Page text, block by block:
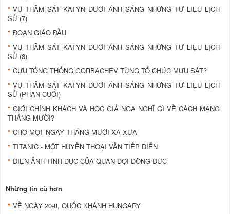
VỤ THẢM SÁT KATYN DƯỚI ÁNH SÁNG NHỮNG TƯ LIỆU LỊCH
SỬ (7)
ĐOẠN GIÁO ĐẦU
VỤ THẢM SÁT KATYN DƯỚI ÁNH SÁNG NHỮNG TƯ LIỆU LỊCH
SỬ (8)
CỰU TỔNG THỐNG GORBACHEV TỪNG TỔ CHỨC MƯU SÁT?
VỤ THẢM SÁT KATYN DƯỚI ÁNH SÁNG NHỮNG TƯ LIỆU LỊCH
SỬ (PHẦN CUỐI)
GIỚI CHÍNH KHÁCH VÀ HỌC GIẢ NGA NGHĨ GÌ VỀ CÁCH MẠNG
THÁNG MƯỜI?
CHO MỘT NGÀY THÁNG MƯỜI XA XƯA
TITANIC - MỘT HUYỀN THOẠI VẪN TIẾP DIỄN
ĐIỆN ẢNH TÌNH DỤC CỦA QUÂN ĐỘI ĐÔNG ĐỨC
Những tin cũ hơn
VỀ NGÀY 20-8, QUỐC KHÁNH HUNGARY